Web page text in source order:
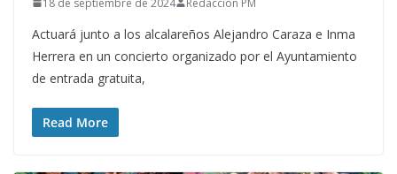
Actuará junto a los alcalareños Alejandro Caraza e Inma
Herrera en un concierto organizado por el Ayuntamiento
de entrada gratuita,
Read More